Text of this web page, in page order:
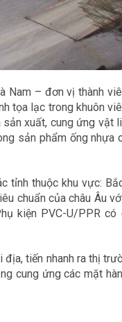
Nam – đơn vị thành
tọa lạc trong khuôn
sản xuất, cung ứng vật
sản phẩm ống nhựa
tỉnh thuộc khu vực:
chuẩn của châu Âu
kiện PVC-U/PPR có
tiến nhanh ra thị
cung ứng các mặt